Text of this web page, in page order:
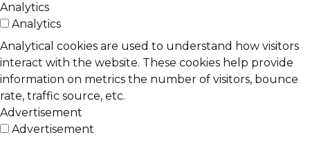
Analytics
Analytics
Analytical cookies are used to understand how visitors
interact with the website. These cookies help provide
information on metrics the number of visitors, bounce
rate, traffic source, etc.
Advertisement
Advertisement